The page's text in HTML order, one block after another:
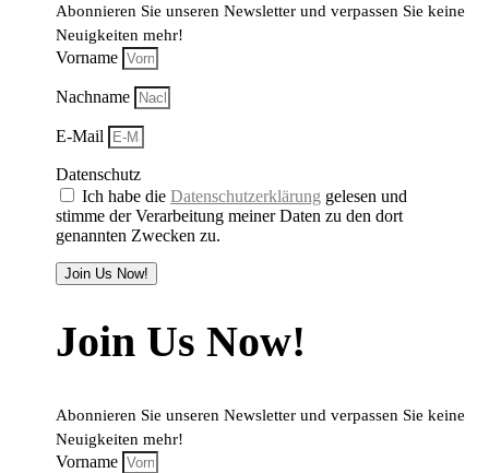
Abonnieren Sie unseren Newsletter und verpassen Sie keine
Neuigkeiten mehr!
Vorname
Nachname
E-Mail
Datenschutz
Ich habe dieDatenschutzerklärung gelesen und
stimme der Verarbeitung meiner Daten zu den dort
genannten Zwecken zu.
Join Us Now!
Join Us Now!
Abonnieren Sie unseren Newsletter und verpassen Sie keine
Neuigkeiten mehr!
Vorname